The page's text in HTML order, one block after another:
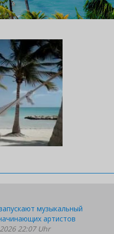
музыкальный
артистов
22:07 Uhr